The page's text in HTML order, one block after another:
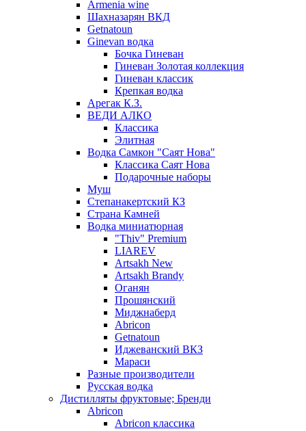
Armenia wine
Шахназарян ВКД
Getnatoun
Ginevan водка
Бочка Гиневан
Гиневан Золотая коллекция
Гиневан классик
Крепкая водка
Арегак К.З.
ВЕДИ АЛКО
Классика
Элитная
Водка Самкон "Саят Нова"
Классика Саят Нова
Подарочные наборы
Муш
Степанакертский КЗ
Страна Камней
Водка миниатюрная
"Thiv" Premium
LIAREV
Artsakh New
Artsakh Brandy
Оганян
Прошянский
Миджнаберд
Abricon
Getnatoun
Иджеванский ВКЗ
Мараси
Разные производители
Русская водка
Дистилляты фруктовые; Бренди
Abricon
Abricon классика